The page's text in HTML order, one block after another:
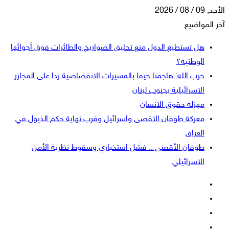
الأحد, 09 / 08 / 2026
آخر المواضيع
هل تستطيع الدول منع تحليق الصواريخ والطائرات فوق أجوائها
الوطنية؟
حزب الله: هاجمنا حيفا بالمسيرات الانقضاضية ردا على المجازر
الاسرائيلية بجنوب لبنان
مهزلة حقوق الانسان
معركة طوفان الاقصى واسرائيل وقرب نهاية حكم الذيول في
العراق
طوفان الأقصى .. فشل استخباري وسقوط نظرية الأمن
الاسرائيلي